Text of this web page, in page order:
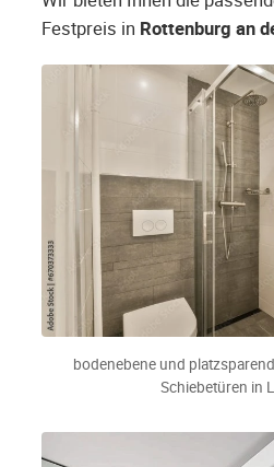
Festpreis in Rottenburg an
bodenebene und
Schiebetüren in